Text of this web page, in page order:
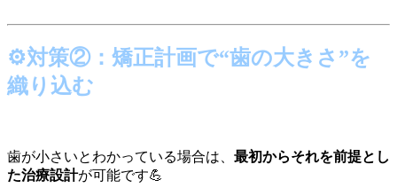
⚙対策②：矯正計画で“歯の大きさ”を
織り込む
歯が小さいとわかっている場合は、 最初からそれを前提とし
た治療設計が可能です💪